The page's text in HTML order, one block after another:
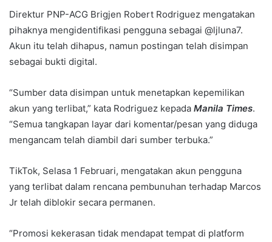
Direktur PNP-ACG Brigjen Robert Rodriguez mengatakan
pihaknya mengidentifikasi pengguna sebagai @ljluna7.
Akun itu telah dihapus, namun postingan telah disimpan
sebagai bukti digital.
“Sumber data disimpan untuk menetapkan kepemilikan
akun yang terlibat,” kata Rodriguez kepada Manila Times.
“Semua tangkapan layar dari komentar/pesan yang diduga
mengancam telah diambil dari sumber terbuka.”
TikTok, Selasa 1 Februari, mengatakan akun pengguna
yang terlibat dalam rencana pembunuhan terhadap Marcos
Jr telah diblokir secara permanen.
“Promosi kekerasan tidak mendapat tempat di platform